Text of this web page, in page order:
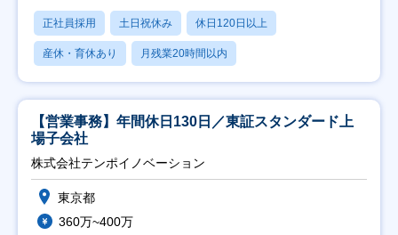
正社員採用 土日祝休み 休日120日以上
産休・育休あり 月残業20時間以内
【営業事務】年間休日130日／東証スタンダード上
場子会社
株式会社テンポイノベーション
東京都
360万~400万